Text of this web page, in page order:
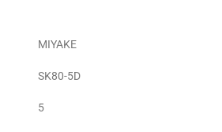
MIYAKE
SK80-5D
5